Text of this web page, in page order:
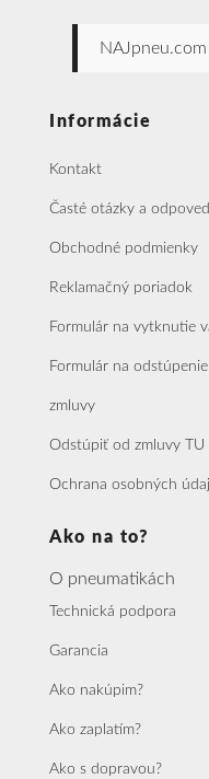
NAJpneu.com
Informácie
Kontakt
Časté otázky a
Obchodné podmienky
Reklamačný poriadok
Formulár na vytknutie
Formulár na odstúpenie
zmluvy
Odstúpiť od zmluvy TU
Ochrana osobných
Ako na to?
O pneumatikách
Technická podpora
Garancia
Ako nakúpim?
Ako zaplatím?
Ako s dopravou?